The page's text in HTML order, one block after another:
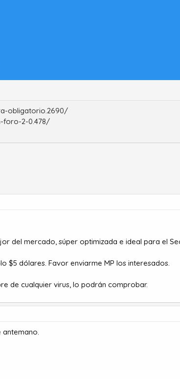
obligatorio.2690/
foro-2-0.478/
del mercado, súper optimizada e ideal para el
$5 dólares. Favor enviarme MP los interesados.
de cualquier virus, lo podrán comprobar.